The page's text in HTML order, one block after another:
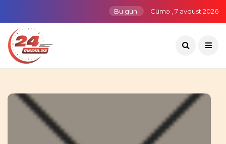
Bu gün: Cümə , 7 avqust 2026